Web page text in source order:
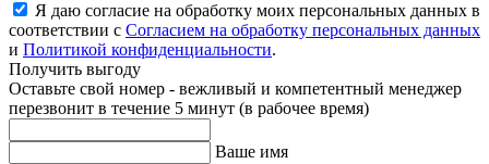
Я даю согласие на обработку моих персональных данных в
соответствии с Согласием на обработку персональных данных
и Политикой конфиденциальности.
Получить выгоду
Оставьте свой номер - вежливый и компетентный менеджер
перезвонит в течение 5 минут (в рабочее время)
Ваше имя